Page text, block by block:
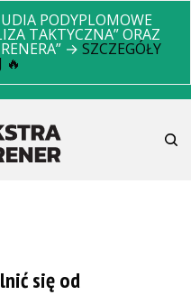
PODYPLOMOWE
TAKTYCZNA” ORAZ
→ SZCZEGÓŁY
🔥
się od